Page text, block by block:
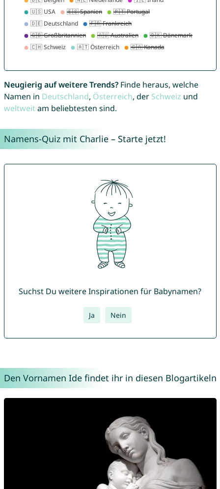
Neugierig auf weitere Trends?Finde heraus, welche
Namen in Deutschland, Österreich, der Schweiz und
weltweitam beliebtesten sind.
Namens-Quiz mit Charlie – Starte jetzt!
Suchst Du weitere Inspirationen für Babynamen?
Ja Nein
Den Vornamen Ide findet ihr in diesen Blogartikeln